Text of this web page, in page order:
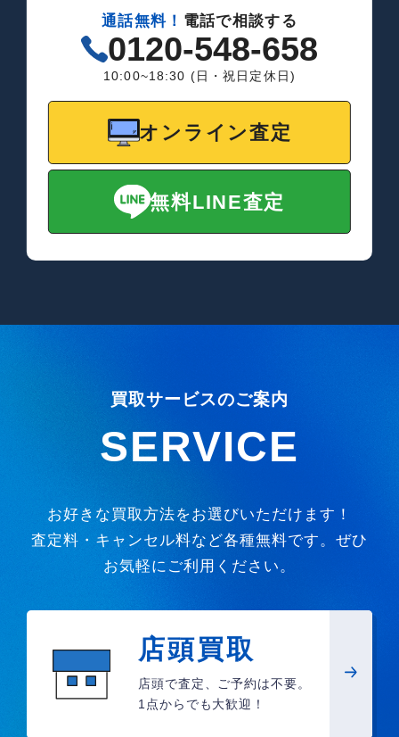
通話無料！ 電話で相談する
0120-548-658
10:00~18:30 (日・祝日定休日)
オンライン査定
無料LINE査定
買取サービスのご案内
SERVICE
お好きな買取方法をお選びいただけます！
査定料・キャンセル料など各種無料です。ぜひ
お気軽にご利用ください。
店頭買取
店頭で査定、ご予約は不要。
1点からでも大歓迎！